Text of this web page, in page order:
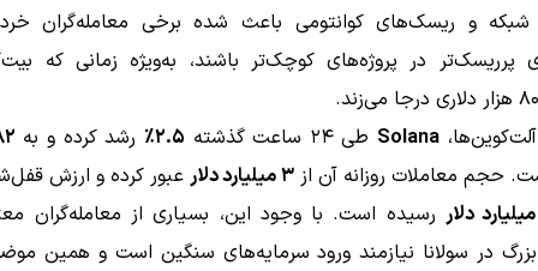
شبکه و ریسک‌های کوانتومی باعث شده برخی معامله‌گران خرد
پرریسک‌تر در پروژه‌های کوچک‌تر باشند، به‌ویژه زمانی که
Solana طی ۲۴ ساعت گذشته ۲.۵٪ رشد کرده و به
حجم معاملات روزانه آن از۳ میلیارد دلار
عبور کرده و ارزش
رسیده است. با وجود این، بسیاری از معامله‌گران
در سولانا نیازمند ورود سرمایه‌های سنگین است و همین